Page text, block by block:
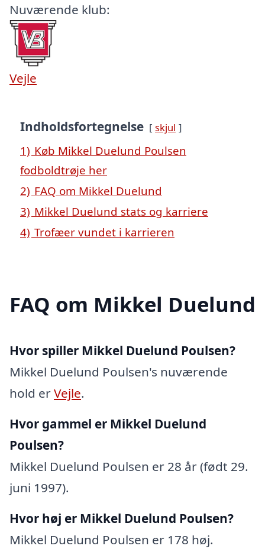
Nuværende klub:
Vejle
Indholdsfortegnelse skjul
1) Køb Mikkel Duelund Poulsen
fodboldtrøje her
2) FAQ om Mikkel Duelund
3) Mikkel Duelund stats og karriere
4) Trofæer vundet i karrieren
FAQ om Mikkel Duelund
Hvor spiller Mikkel Duelund Poulsen?
Mikkel Duelund Poulsen's nuværende
hold erVejle.
Hvor gammel er Mikkel Duelund
Poulsen?
Mikkel Duelund Poulsen er 28 år (født 29.
juni 1997).
Hvor høj er Mikkel Duelund Poulsen?
Mikkel Duelund Poulsen er 178 høj.